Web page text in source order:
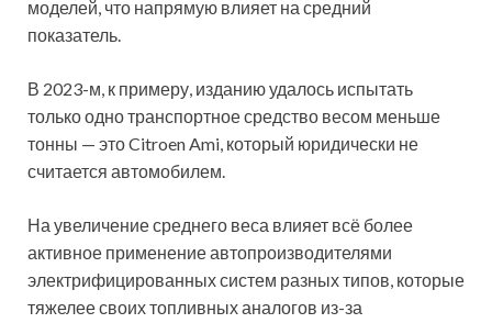
моделей, что напрямую влияет на средний
показатель.
В 2023-м, к примеру, изданию удалось испытать
только одно транспортное средство весом меньше
тонны — это Citroen Ami, который юридически не
считается автомобилем.
На увеличение среднего веса влияет всё более
активное применение автопроизводителями
электрифицированных систем разных типов, которые
тяжелее своих топливных аналогов из-за